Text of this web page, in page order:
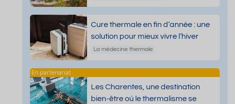
Cure thermale en fin d’année : une
solution pour mieux vivre l’hiver
La médecine thermale
Les Charentes, une destination
bien-être où le thermalisme se